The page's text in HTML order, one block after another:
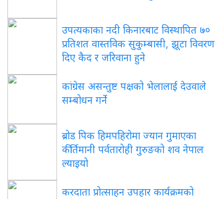
उपत्यकाका नदी किनारबाट विस्थापित ७०
प्रतिशत वास्तविक सुकुम्बासी, झूटा विवरण
दिए कैद र जरिवाना हुने
कांग्रेस असन्तुष्ट पक्षको भेलालाई देउवाले
सम्बोधन गर्ने
ब्रोड पिक हिमपहिरोमा ज्यान गुमाएका
कीर्तिमानी पर्वतारोही गुरुङको शव नेपाल
ल्याइयो
करदाता प्रोत्साहन उपहार कार्यक्रमको